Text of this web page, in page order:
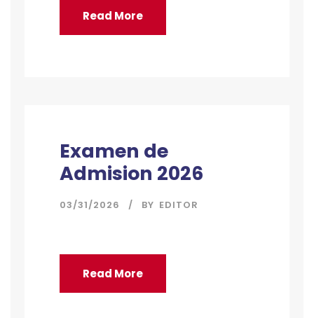
Read More
Examen de
Admision 2026
03/31/2026 BY EDITOR
Read More